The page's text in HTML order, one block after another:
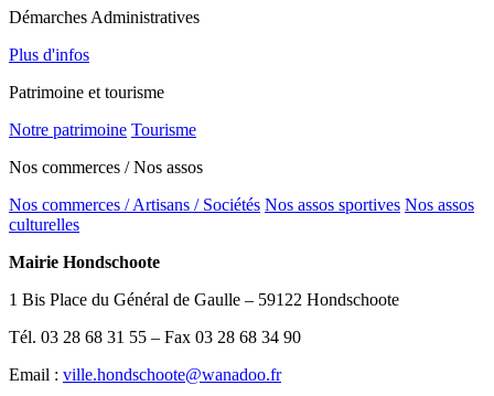
Démarches Administratives
Plus d'infos
Patrimoine et tourisme
Notre patrimoine Tourisme
Nos commerces / Nos assos
Nos commerces / Artisans / Sociétés Nos assos sportives Nos assos
culturelles
Mairie Hondschoote
1 Bis Place du Général de Gaulle – 59122 Hondschoote
Tél. 03 28 68 31 55 – Fax 03 28 68 34 90
Email : ville.hondschoote@wanadoo.fr